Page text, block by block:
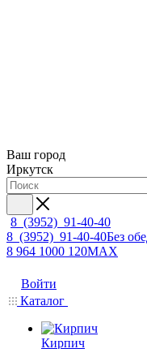
Ваш город
Иркутск
8 (3952) 91-40-40
8 (3952) 91-40-40Без
8 964 1000 120MAX
Войти
Каталог
Кирпич